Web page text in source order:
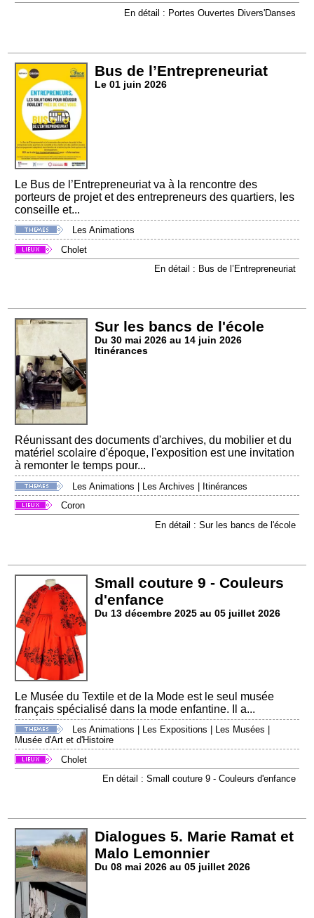
En détail : Portes Ouvertes Divers'Danses
Bus de l’Entrepreneuriat
Le 01 juin 2026
Le Bus de l’Entrepreneuriat va à la rencontre des
porteurs de projet et des entrepreneurs des quartiers, les
conseille et...
Les Animations
Cholet
En détail : Bus de l’Entrepreneuriat
Sur les bancs de l'école
Du 30 mai 2026 au 14 juin 2026
Itinérances
Réunissant des documents d'archives, du mobilier et du
matériel scolaire d'époque, l'exposition est une invitation
à remonter le temps pour...
Les Animations Les Archives
Itinérances
Coron
En détail : Sur les bancs de l'école
Small couture 9 - Couleurs
d'enfance
Du 13 décembre 2025 au 05 juillet 2026
Le Musée du Textile et de la Mode est le seul musée
français spécialisé dans la mode enfantine. Il a...
Les Animations Les Expositions Les Musées
Musée d'Art et d'Histoire
Cholet
En détail : Small couture 9 - Couleurs d'enfance
Dialogues 5. Marie Ramat et
Malo Lemonnier
Du 08 mai 2026 au 05 juillet 2026